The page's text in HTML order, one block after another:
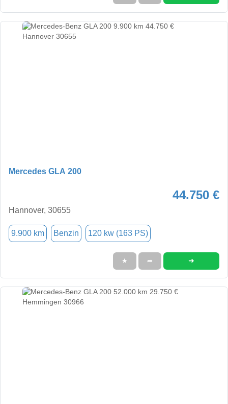
Mercedes GLA 200
44.750 €
Hannover, 30655
9.900 km Benzin 120 kw (163 PS)
★ ➦ ➜